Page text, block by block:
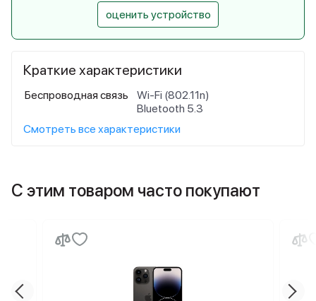
Краткие характеристики
Беспроводная связь
Wi-Fi (802.11n)
Bluetooth 5.3
Смотреть все характеристики
оценить устройство
С этим товаром часто покупают